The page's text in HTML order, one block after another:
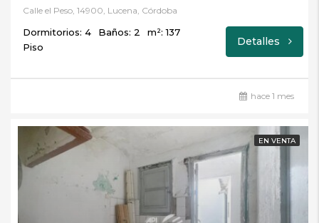
Calle el Peso, 14900, Lucena, Córdoba
Dormitorios: 4 Baños: 2
m²: 137
Piso
Detalles
hace 1 mes
EN VENTA